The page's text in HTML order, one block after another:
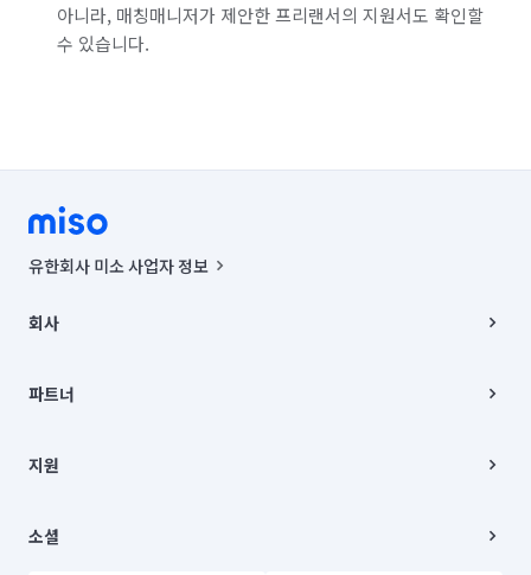
아니라, 매칭매니저가 제안한 프리랜서의 지원서도 확인할
수 있습니다.
유한회사 미소 사업자 정보
00019 |
주소 | 본사: 서울특별시 종로구 율곡로 6(중학동, 트윈트리빌딩) B동 5층
컨택센터 : 서울특별시 종로구 수송동 율곡로 24, 7층, 8층 미소
상품, 상품정보, 거래에 관한 의무와 책임은 거래당사자에게 있습니다.
언론 보도 관련 문의:
© 유한회사 미소. Miso, Inc. All Rights Reserved.
회사
채용
파트너
이사
지원
이용약관
소셜